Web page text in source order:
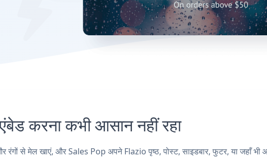
करना कभी आसान नहीं रहा
से मेल खाएं, और Sales Pop अपने Flazio पृष्ठ, पोस्ट, साइडबार, फुटर, या जहाँ भी